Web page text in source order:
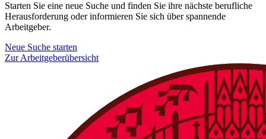
Starten Sie eine neue Suche und finden Sie ihre nächste berufliche
Herausforderung oder informieren Sie sich über spannende
Arbeitgeber.
Neue Suche starten
Zur Arbeitgeberübersicht